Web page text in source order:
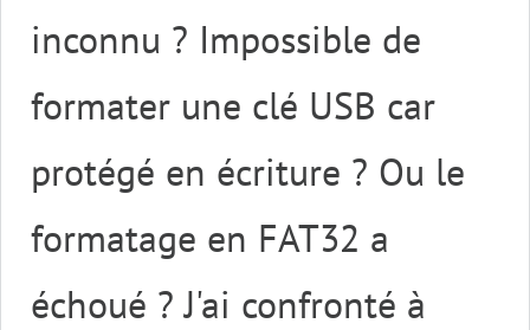
inconnu ? Impossible de
formater une clé USB car
protégé en écriture ? Ou le
formatage en FAT32 a
échoué ? J'ai confronté à